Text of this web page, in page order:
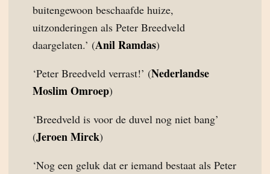
buitengewoon beschaafde huize,
uitzonderingen als Peter Breedveld
daargelaten.’ (Anil Ramdas)
‘Peter Breedveld verrast!’ (Nederlandse
Moslim Omroep)
‘Breedveld is voor de duvel nog niet bang’
(Jeroen Mirck)
‘Nog een geluk dat er iemand bestaat als Peter